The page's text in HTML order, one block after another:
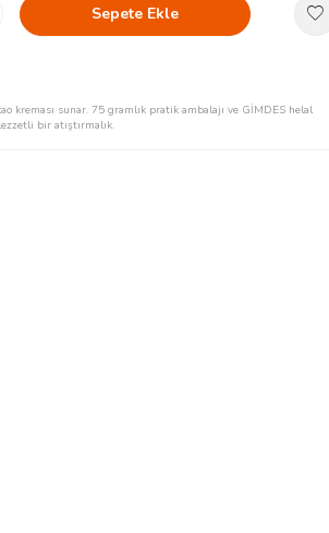
Sepete Ekle
kreması sunar. 75 gramlık pratik ambalajı ve GİMDES helal
bir atıştırmalık.